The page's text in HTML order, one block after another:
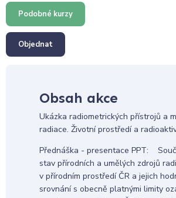
Podobné kurzy
Objednat
Obsah akce
Ukázka radiometrických přístrojů a
radiace. Životní prostředí a
Přednáška - presentace PPT:
stav přírodních a umělých zdrojů
v přírodním prostředí ČR a jejich
srovnání s obecně platnými limity